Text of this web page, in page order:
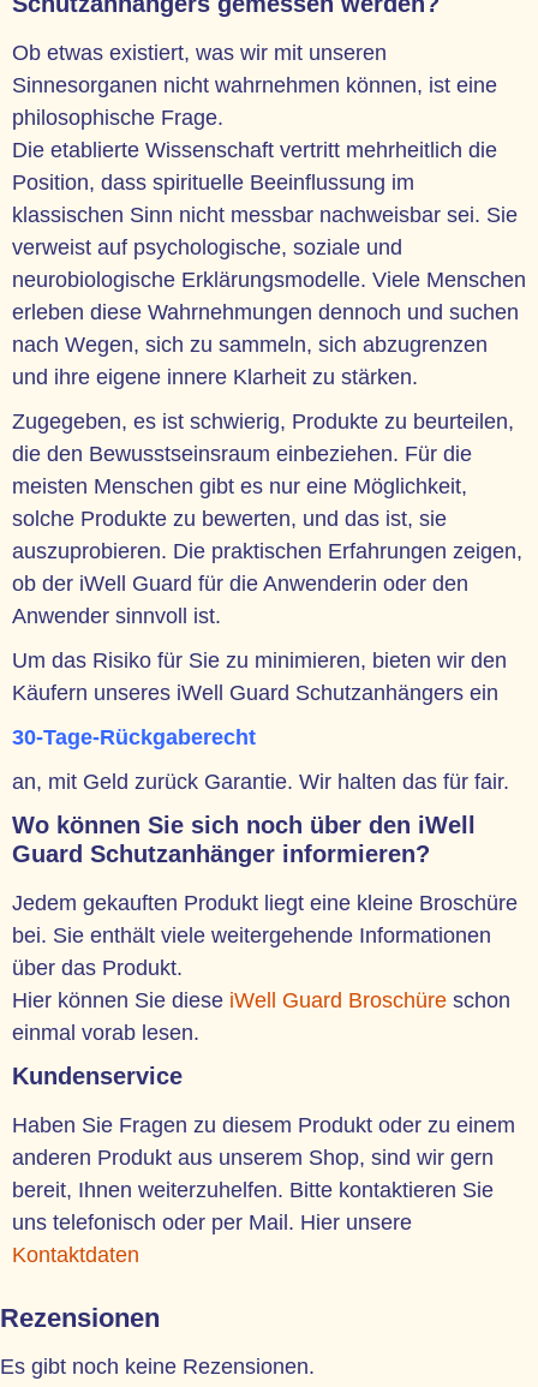
Ob etwas existiert, was wir mit unseren
Sinnesorganen nicht wahrnehmen können, ist eine
philosophische Frage.
Die etablierte Wissenschaft vertritt mehrheitlich die
Position, dass spirituelle Beeinflussung im
klassischen Sinn nicht messbar nachweisbar sei. Sie
verweist auf psychologische, soziale und
neurobiologische Erklärungsmodelle. Viele Menschen
erleben diese Wahrnehmungen dennoch und suchen
nach Wegen, sich zu sammeln, sich abzugrenzen
und ihre eigene innere Klarheit zu stärken.
Zugegeben, es ist schwierig, Produkte zu beurteilen,
die den Bewusstseinsraum einbeziehen. Für die
meisten Menschen gibt es nur eine Möglichkeit,
solche Produkte zu bewerten, und das ist, sie
auszuprobieren. Die praktischen Erfahrungen zeigen,
ob der iWell Guard für die Anwenderin oder den
Anwender sinnvoll ist.
Um das Risiko für Sie zu minimieren, bieten wir den
Käufern unseres iWell Guard Schutzanhängers ein
30-Tage-Rückgaberecht
an, mit Geld zurück Garantie. Wir halten das für fair.
Wo können Sie sich noch über den iWell
Guard Schutzanhänger informieren?
Jedem gekauften Produkt liegt eine kleine Broschüre
bei. Sie enthält viele weitergehende Informationen
über das Produkt.
Hier können Sie diese iWell Guard Broschüre schon
einmal vorab lesen.
Kundenservice
Haben Sie Fragen zu diesem Produkt oder zu einem
anderen Produkt aus unserem Shop, sind wir gern
bereit, Ihnen weiterzuhelfen. Bitte kontaktieren Sie
uns telefonisch oder per Mail. Hier unsere
Kontaktdaten
Rezensionen
Es gibt noch keine Rezensionen.